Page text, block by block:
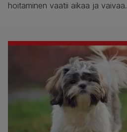
hoitaminen vaatii aikaa ja vaivaa.